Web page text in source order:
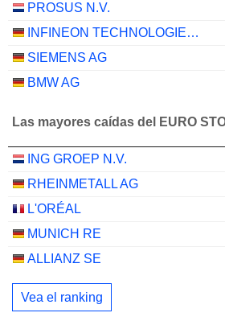
PROSUS N.V.
INFINEON TECHNOLOGIES AG
SIEMENS AG
BMW AG
Las mayores caídas del EURO
ING GROEP N.V.
RHEINMETALL AG
L'ORÉAL
MUNICH RE
ALLIANZ SE
Vea el ranking